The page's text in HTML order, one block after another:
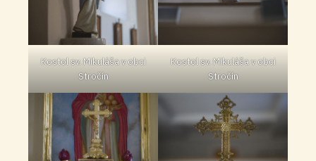
Kostol sv. Mikuláša v obci
Stročín
Kostol sv. Mikuláša v obci
Stročín